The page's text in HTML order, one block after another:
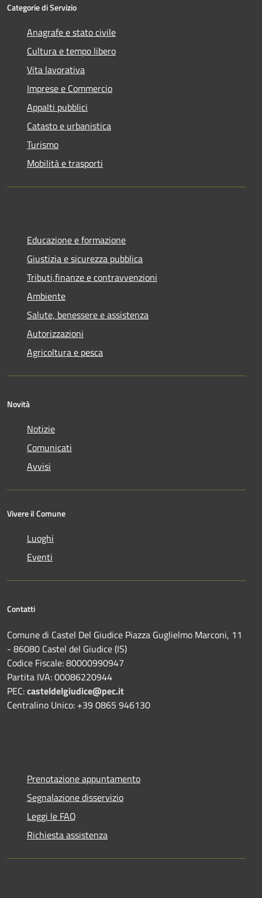
Categorie di Servizio
Anagrafe e stato civile
Cultura e tempo libero
Vita lavorativa
Imprese e Commercio
Appalti pubblici
Catasto e urbanistica
Turismo
Mobilità e trasporti
Educazione e formazione
Giustizia e sicurezza pubblica
Tributi,finanze e contravvenzioni
Ambiente
Salute, benessere e assistenza
Autorizzazioni
Agricoltura e pesca
Novità
Notizie
Comunicati
Avvisi
Vivere il Comune
Luoghi
Eventi
Contatti
Comune di Castel Del Giudice Piazza Guglielmo Marconi, 11
- 86080 Castel del Giudice (IS)
Codice Fiscale: 80000990947
Partita IVA: 00086220944
PEC:casteldelgiudice@pec.it
Centralino Unico: +39 0865 946130
Prenotazione appuntamento
Segnalazione disservizio
Leggi le FAQ
Richiesta assistenza